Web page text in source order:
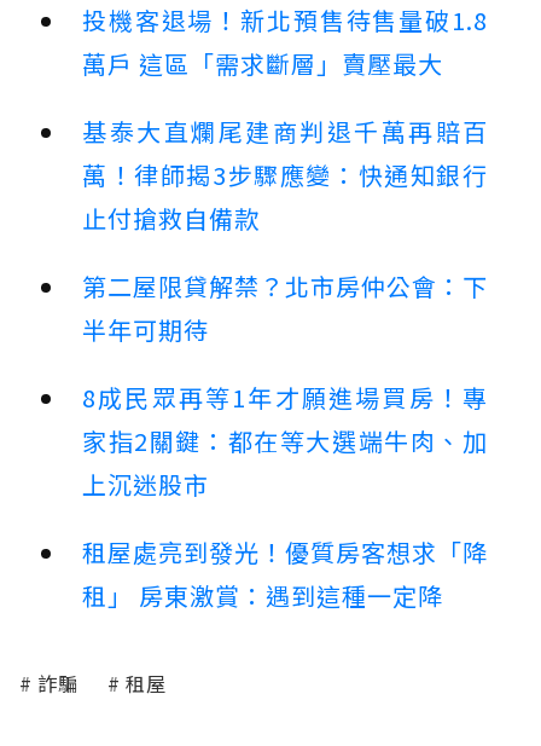
投機客退場！新北預售待售量破1.8
萬戶 這區「需求斷層」賣壓最大
基泰大直爛尾建商判退千萬再賠百
萬！律師揭3步驟應變：快通知銀行
止付搶救自備款
第二屋限貸解禁？北市房仲公會：下
半年可期待
8成民眾再等1年才願進場買房！專
家指2關鍵：都在等大選端牛肉、加
上沉迷股市
租屋處亮到發光！優質房客想求「降
租」 房東激賞：遇到這種一定降
詐騙 租屋